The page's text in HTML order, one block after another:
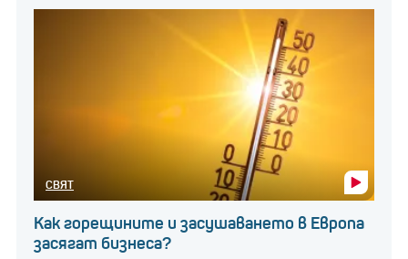
СВЯТ
Как горещините и засушаването в Европа
засягат бизнеса?